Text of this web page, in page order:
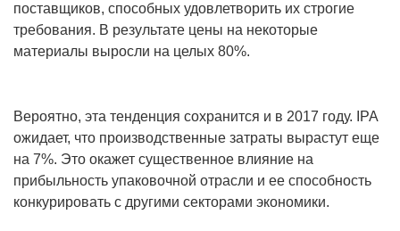
поставщиков, способных удовлетворить их строгие
требования. В результате цены на некоторые
материалы выросли на целых 80%.
Вероятно, эта тенденция сохранится и в 2017 году. IPA
ожидает, что производственные затраты вырастут еще
на 7%. Это окажет существенное влияние на
прибыльность упаковочной отрасли и ее способность
конкурировать с другими секторами экономики.